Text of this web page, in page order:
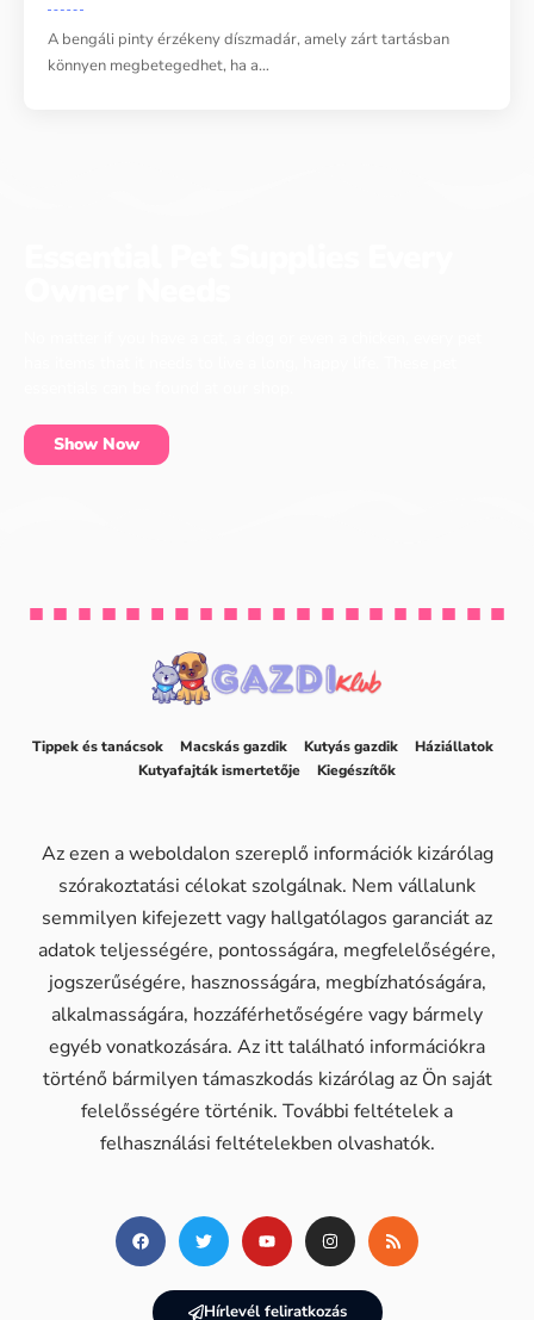
A bengáli pinty érzékeny díszmadár, amely zárt tartásban
könnyen megbetegedhet, ha a…
Show Now
Tippek és tanácsok Macskás gazdik Kutyás gazdik
Háziállatok
Kutyafajták ismertetője
Kiegészítők
Az ezen a weboldalon szereplő információk kizárólag
szórakoztatási célokat szolgálnak. Nem vállalunk
semmilyen kifejezett vagy hallgatólagos garanciát az
adatok teljességére, pontosságára, megfelelőségére,
jogszerűségére, hasznosságára, megbízhatóságára,
alkalmasságára, hozzáférhetőségére vagy bármely
egyéb vonatkozására. Az itt található információkra
történő bármilyen támaszkodás kizárólag az Ön saját
felelősségére történik. További feltételek a
felhasználási feltételekben olvashatók.
Hírlevél feliratkozás